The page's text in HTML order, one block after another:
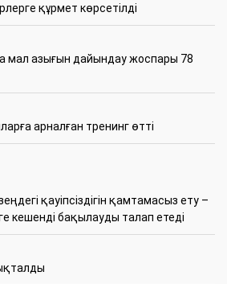
құрмет көрсетілді
мал азығын дайындау жоспары 78
арналған тренинг өтті
қауіпсіздігін қамтамасыз ету –
кешенді бақылауды талап етеді